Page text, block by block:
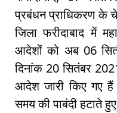
प्रबंधन प्राधिकरण के
जिला फरीदाबाद में
आदेशों को अब 06
दिनांक 20 सितंबर
आदेश जारी किए गए
समय की पाबंदी हटाते